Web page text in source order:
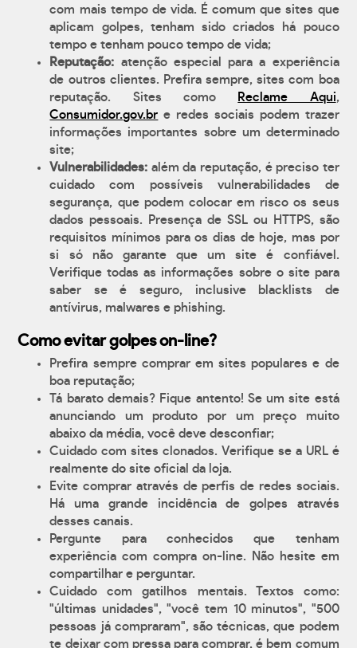
com mais tempo de vida. É comum que sites que
aplicam golpes, tenham sido criados há pouco
tempo e tenham pouco tempo de vida;
Reputação: atenção especial para a experiência
de outros clientes. Prefira sempre, sites com boa
reputação. Sites como
Reclame Aqui,
Consumidor.gov.br e redes sociais podem trazer
informações importantes sobre um determinado
site;
Vulnerabilidades: além da reputação, é preciso ter
cuidado com possíveis vulnerabilidades de
segurança, que podem colocar em risco os seus
dados pessoais. Presença de SSL ou HTTPS, são
requisitos mínimos para os dias de hoje, mas por
si só não garante que um site é confiável.
Verifique todas as informações sobre o site para
saber se é seguro, inclusive blacklists de
antívirus, malwares e phishing.
Como evitar golpes on-line?
Prefira sempre comprar em sites populares e de
boa reputação;
Tá barato demais? Fique antento! Se um site está
anunciando um produto por um preço muito
abaixo da média, você deve desconfiar;
Cuidado com sites clonados. Verifique se a URL é
realmente do site oficial da loja.
Evite comprar através de perfis de redes sociais.
Há uma grande incidência de golpes através
desses canais.
Pergunte para conhecidos que tenham
experiência com compra on-line. Não hesite em
compartilhar e perguntar.
Cuidado com gatilhos mentais. Textos como:
"últimas unidades", "você tem 10 minutos", "500
pessoas já compraram", são técnicas, que podem
te deixar com pressa para comprar, é bem comum